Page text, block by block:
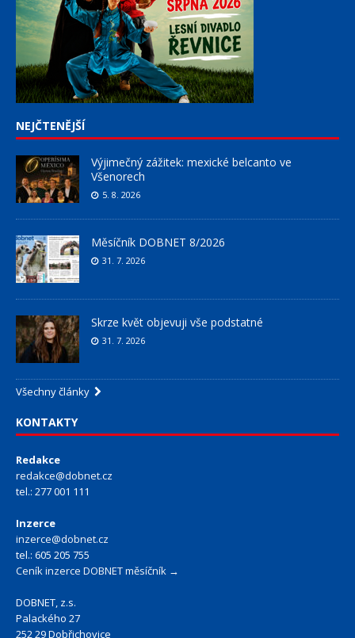
NEJČTENĚJŠÍ
Výjimečný zážitek: mexické belcanto ve
Všenorech
5. 8. 2026
Měsíčník DOBNET 8/2026
31. 7. 2026
Skrze květ objevuji vše podstatné
31. 7. 2026
Všechny články
KONTAKTY
Redakce
redakce@dobnet.cz
tel.: 277 001 111
Inzerce
inzerce@dobnet.cz
tel.: 605 205 755
Ceník inzerce DOBNET měsíčník →
DOBNET, z.s.
Palackého 27
252 29 Dobřichovice